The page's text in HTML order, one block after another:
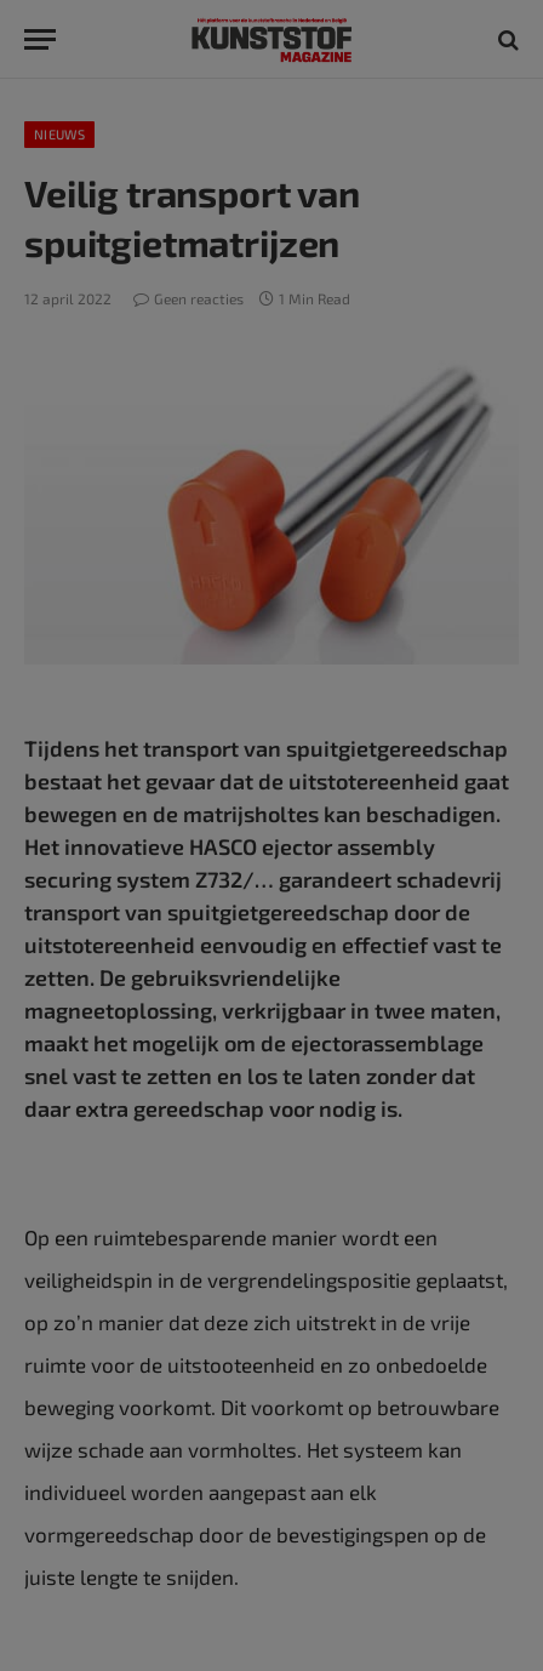
NIEUWS
Veilig transport van
spuitgietmatrijzen
12 april 2022 Geen reacties 1 Min Read
Tijdens het transport van spuitgietgereedschap
bestaat het gevaar dat de uitstotereenheid gaat
bewegen en de matrijsholtes kan beschadigen.
Het innovatieve HASCO ejector assembly
securing system Z732/… garandeert schadevrij
transport van spuitgietgereedschap door de
uitstotereenheid eenvoudig en effectief vast te
zetten. De gebruiksvriendelijke
magneetoplossing, verkrijgbaar in twee maten,
maakt het mogelijk om de ejectorassemblage
snel vast te zetten en los te laten zonder dat
daar extra gereedschap voor nodig is.
Op een ruimtebesparende manier wordt een
veiligheidspin in de vergrendelingspositie geplaatst,
op zo’n manier dat deze zich uitstrekt in de vrije
ruimte voor de uitstooteenheid en zo onbedoelde
beweging voorkomt. Dit voorkomt op betrouwbare
wijze schade aan vormholtes. Het systeem kan
individueel worden aangepast aan elk
vormgereedschap door de bevestigingspen op de
juiste lengte te snijden.